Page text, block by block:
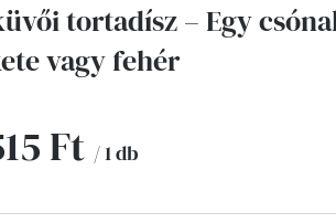
tortadísz – Egy
vagy fehér
Ft / 1 db